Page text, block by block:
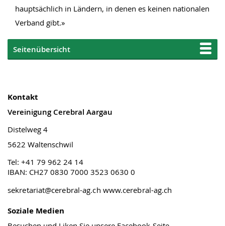
hauptsächlich in Ländern, in denen es keinen nationalen
Verband gibt.»
Seitenübersicht
Kontakt
Vereinigung Cerebral Aargau
Distelweg 4
5622 Waltenschwil
Tel: +41 79 962 24 14
IBAN: CH27 0830 7000 3523 0630 0
sekretariat@cerebral-ag.ch www.cerebral-ag.ch
Soziale Medien